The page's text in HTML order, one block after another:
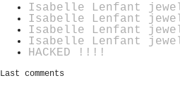
Isabelle Lenfant
Isabelle Lenfant
Isabelle Lenfant
Isabelle Lenfant
HACKED !!!!
Last comments